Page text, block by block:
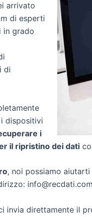
arrivato
di esperti
in grado
di
dispositivi
i
il ripristino dei dati
, noi possiamo
invia direttamente il